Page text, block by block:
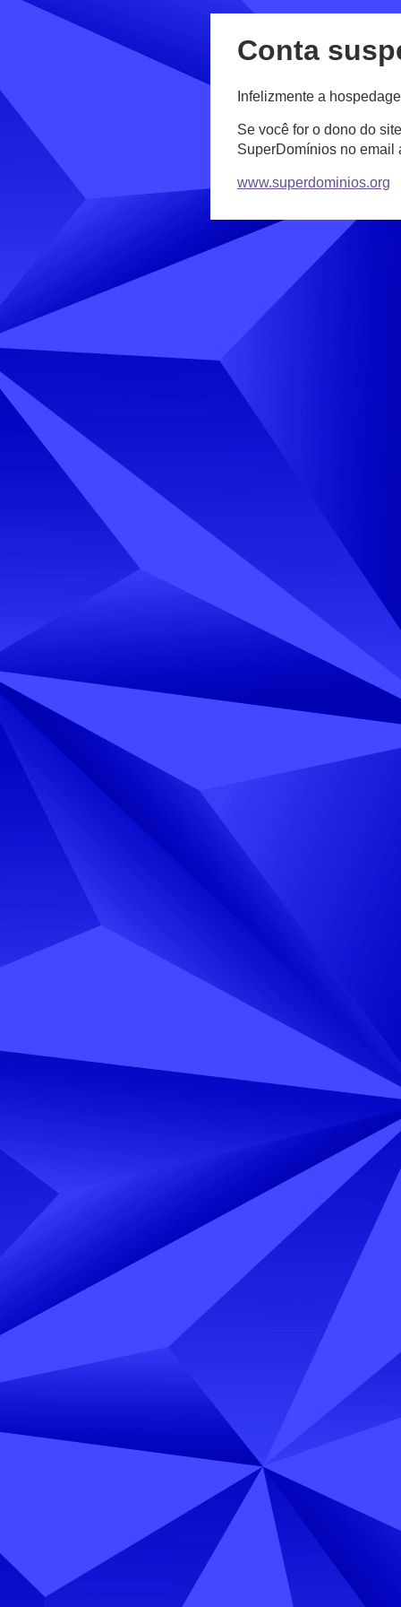
Conta
Infelizmente a
Se você for o dono do
SuperDomínios no email
www.superdominios.org